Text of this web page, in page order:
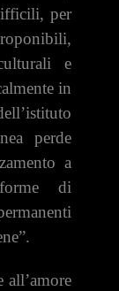
per
e
in
perde
a
di